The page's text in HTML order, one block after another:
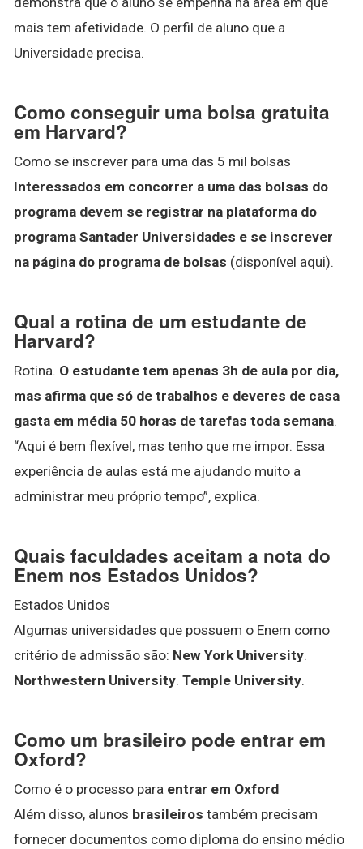
mais tem afetividade. O perfil de aluno que a
Universidade precisa.
Como conseguir uma bolsa gratuita
em Harvard?
Como se inscrever para uma das 5 mil bolsas
Interessados em concorrer a uma das bolsas do
programa devem se registrar na plataforma do
programa Santader Universidades e se inscrever
na página do programa de bolsas (disponível aqui).
Qual a rotina de um estudante de
Harvard?
Rotina. O estudante tem apenas 3h de aula por dia,
mas afirma que só de trabalhos e deveres de casa
gasta em média 50 horas de tarefas toda semana.
“Aqui é bem flexível, mas tenho que me impor. Essa
experiência de aulas está me ajudando muito a
administrar meu próprio tempo”, explica.
Quais faculdades aceitam a nota do
Enem nos Estados Unidos?
Estados Unidos
Algumas universidades que possuem o Enem como
critério de admissão são: New York University.
Northwestern University. Temple University.
Como um brasileiro pode entrar em
Oxford?
Como é o processo para entrar em Oxford
Além disso, alunos brasileiros também precisam
fornecer documentos como diploma do ensino médio